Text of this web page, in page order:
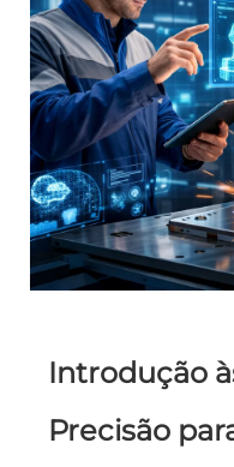
Introdução
Precisão